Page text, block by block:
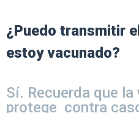
¿Puedo transmitir
estoy vacunado?
Sí. Recuerda que
protege contra